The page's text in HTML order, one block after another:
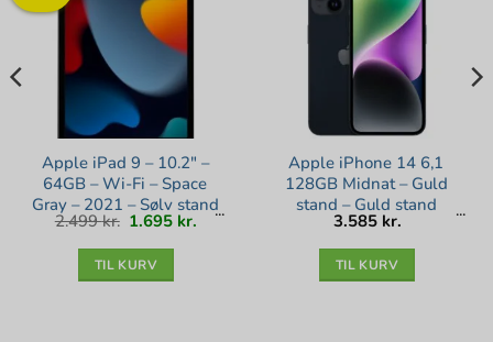
Apple iPad 9 – 10.2″ –
64GB – Wi-Fi – Space
Gray – 2021 – Sølv stand
2.499kr. Den
oprindelige
pris
1.695 kr. Den
TIL KURV
Apple iPhone 14 6,1
128GB Midnat – Guld
stand – Guld stand
3.585 kr.
TIL KURV